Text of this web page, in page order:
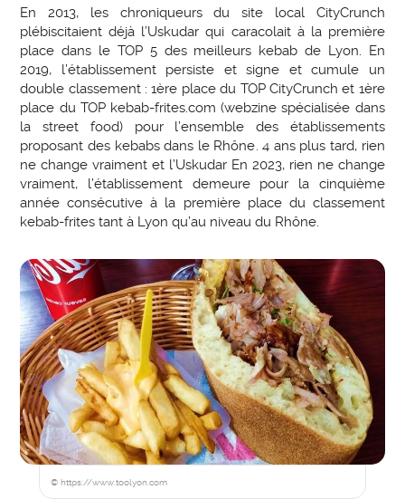
En 2013, les chroniqueurs du site local CityCrunch
plébiscitaient déjà l’Uskudar qui caracolait à la première
place dans le TOP 5 des meilleurs kebab de Lyon. En
2019, l’établissement persiste et signe et cumule un
double classement : 1ère place du TOP CityCrunch et 1ère
place du TOP kebab-frites.com (webzine spécialisée dans
la street food) pour l’ensemble des établissements
proposant des kebabs dans le Rhône. 4 ans plus tard, rien
ne change vraiment et l’Uskudar En 2023, rien ne change
vraiment, l’établissement demeure pour la cinquième
année consécutive à la première place du classement
kebab-frites tant à Lyon qu’au niveau du Rhône.
© https://www.toolyon.com